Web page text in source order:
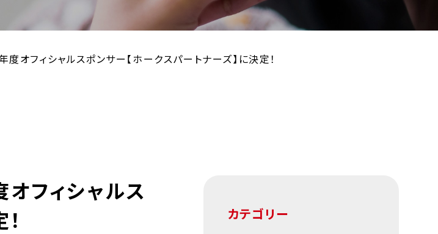
オフィシャルスポンサー【ホークスパートナーズ】に決定！
フィシャルス
カテゴリー